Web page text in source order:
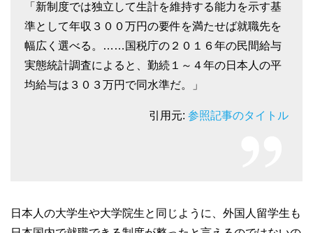
「新制度では独立して生計を維持する能力を示す基
準として年収３００万円の要件を満たせば就職先を
幅広く選べる。……国税庁の２０１６年の民間給与
実態統計調査によると、勤続１～４年の日本人の平
均給与は３０３万円で同水準だ。」
引用元: 参照記事のタイトル
日本人の大学生や大学院生と同じように、外国人留学生も